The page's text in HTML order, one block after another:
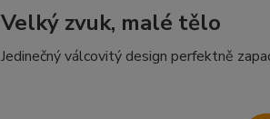
Velký zvuk, malé tělo
Jedinečný válcovitý design perfektně